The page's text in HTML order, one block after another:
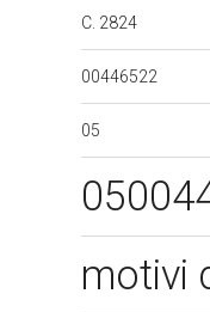
C. 2824
00446522
05
motivi